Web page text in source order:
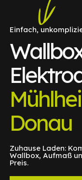
Einfach,
Donau
Zuhause Laden:
Wallbox, Aufmaß
Preis.